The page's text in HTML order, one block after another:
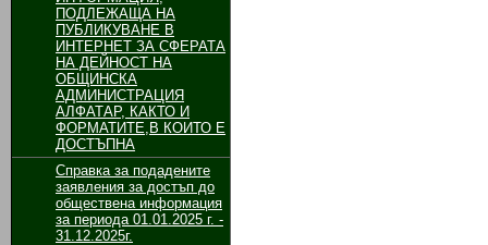
ПОДЛЕЖАЩА НА
ПУБЛИКУВАНЕ В
ИНТЕРНЕТ ЗА СФЕРАТА
НА ДЕЙНОСТ НА
ОБЩИНСКА
АДМИНИСТРАЦИЯ
АЛФАТАР, КАКТО И
ФОРМАТИТЕ,В КОИТО Е
ДОСТЪПНА
Справка за подадените
заявления за достъп до
обществена информация
за периода 01.01.2025 г. -
31.12.2025г.